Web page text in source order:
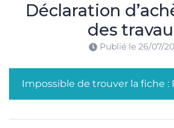
Déclaration
des
Publié le 26/07/
Impossible de trouver la fiche :